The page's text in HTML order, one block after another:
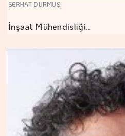
SERHAT DURMUŞ
İnşaat Mühendisliği…